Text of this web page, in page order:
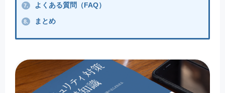
7. よくある質問（FAQ）
8. まとめ